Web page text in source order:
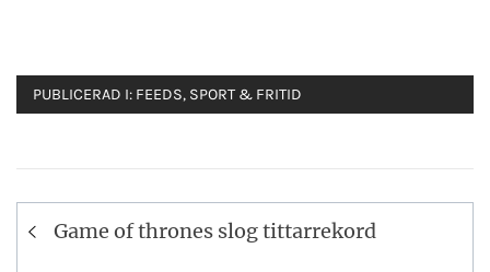
PUBLICERAD I: FEEDS, SPORT & FRITID
Inläggsnavigering
Game of thrones slog tittarrekord